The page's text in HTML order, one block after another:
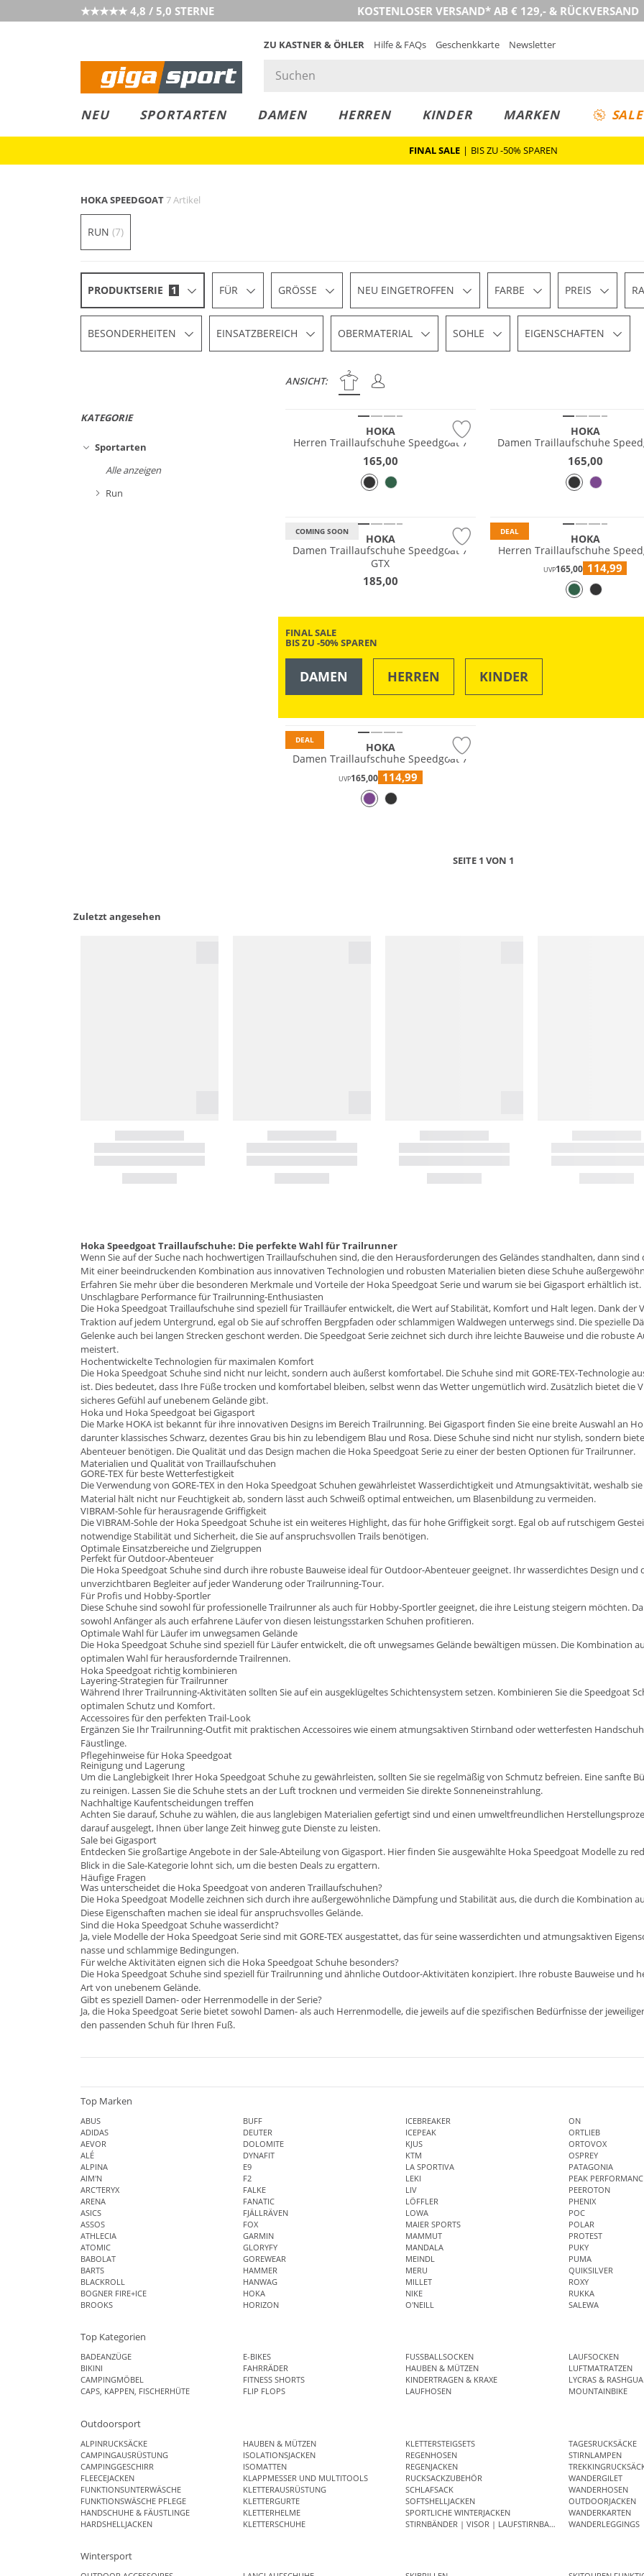
★★★★★ 4,8 / 5,0 STERNE KOSTENLOSER VERSAND* AB € 129,- & RÜCKVERSAND
ZU KASTNER & ÖHLER Hilfe & FAQs Geschenkkarte Newsletter
NEU SPORTARTEN DAMEN HERREN KINDER MARKEN SALE
FINAL SALE | BIS ZU -50% SPAREN
HOKA SPEEDGOAT7 Artikel
RUN (7)
PRODUKTSERIE 1 FÜR GRÖSSE NEU EINGETROFFEN FARBE PREIS
BESONDERHEITEN EINSATZBEREICH OBERMATERIAL SOHLE EIGENSCHAFTEN
ANSICHT:
KATEGORIE
Sportarten
Alle anzeigen
Run
HOKA
Herren Traillaufschuhe Speedgoat 7
165,00
HOKA
Damen
165,00
COMING SOON
HOKA
Damen Traillaufschuhe Speedgoat 7
GTX
185,00
DEAL
HOKA
Herren
UVP165,00 114,99
FINAL SALE
BIS ZU -50% SPAREN
DAMEN HERREN KINDER
DEAL
HOKA
Damen Traillaufschuhe Speedgoat 7
UVP165,00 114,99
SEITE 1 VON 1
Zuletzt angesehen
Hoka Speedgoat Traillaufschuhe: Die perfekte Wahl für Trailrunner
Wenn Sie auf der Suche nach hochwertigen Traillaufschuhen sind, die den Herausforderungen des Geländes standhalten, dann sind
Mit einer beeindruckenden Kombination aus innovativen Technologien und robusten Materialien bieten diese Schuhe
Erfahren Sie mehr über die besonderen Merkmale und Vorteile der Hoka Speedgoat Serie und warum sie bei Gigasport erhältlich ist.
Unschlagbare Performance für Trailrunning-Enthusiasten
Die Hoka SpeedgoatTraillaufschuhesind speziell für Trailläufer entwickelt, die Wert auf Stabilität, Komfort und Halt legen. Dank der
Traktion auf jedem Untergrund, egal ob Sie auf schroffen Bergpfaden oder schlammigen Waldwegen unterwegs sind. Die spezielle
Gelenke auch bei langen Strecken geschont werden. Die Speedgoat Serie zeichnet sich durch ihre leichte Bauweise und die robuste
meistert.
Hochentwickelte Technologien für maximalen Komfort
Die Hoka Speedgoat Schuhe sind nicht nur leicht, sondern auch äußerst komfortabel. Die Schuhe sind mit GORE-TEX-Technologie
ist. Dies bedeutet, dass Ihre Füße trocken und komfortabel bleiben, selbst wenn das Wetter ungemütlich wird. Zusätzlich bietet die
sicheres Gefühl auf unebenem Gelände gibt.
Hoka und Hoka Speedgoat bei Gigasport
Die Marke HOKA ist bekannt für ihre innovativen Designs im Bereich Trailrunning. Bei Gigasport finden Sie eine breite Auswahl an
darunter klassisches Schwarz, dezentes Grau bis hin zu lebendigem Blau und Rosa. Diese Schuhe sind nicht nur stylish, sondern
Abenteuer benötigen. Die Qualität und das Design machen die Hoka Speedgoat Serie zu einer der besten Optionen für Trailrunner.
Materialien und Qualität von Traillaufschuhen
GORE-TEX für beste Wetterfestigkeit
Die Verwendung von GORE-TEX in den Hoka Speedgoat Schuhen gewährleistet Wasserdichtigkeit und Atmungsaktivität, weshalb
Material hält nicht nur Feuchtigkeit ab, sondern lässt auch Schweiß optimal entweichen, um Blasenbildung zu vermeiden.
VIBRAM-Sohle für herausragende Griffigkeit
Die VIBRAM-Sohle der Hoka Speedgoat Schuhe ist ein weiteres Highlight, das für hohe Griffigkeit sorgt. Egal ob auf rutschigem
notwendige Stabilität und Sicherheit, die Sie auf anspruchsvollen Trails benötigen.
Optimale Einsatzbereiche und Zielgruppen
Perfekt für Outdoor-Abenteuer
Die Hoka Speedgoat Schuhe sind durch ihre robuste Bauweise ideal für Outdoor-Abenteuer geeignet. Ihr wasserdichtes Design
unverzichtbaren Begleiter auf jeder Wanderung oder Trailrunning-Tour.
Für Profis und Hobby-Sportler
Diese Schuhe sind sowohl für professionelle Trailrunner als auch für Hobby-Sportler geeignet, die ihre Leistung steigern möchten.
sowohl Anfänger als auch erfahrene Läufer von diesen leistungsstarken Schuhen profitieren.
Optimale Wahl für Läufer im unwegsamen Gelände
Die Hoka Speedgoat Schuhe sind speziell für Läufer entwickelt, die oft unwegsames Gelände bewältigen müssen. Die Kombination
optimalen Wahl für herausfordernde Trailrennen.
Hoka Speedgoat richtig kombinieren
Layering-Strategien für Trailrunner
Während Ihrer Trailrunning-Aktivitäten sollten Sie auf ein ausgeklügeltes Schichtensystem setzen. Kombinieren Sie die Speedgoat
optimalen Schutz und Komfort.
Accessoires für den perfekten Trail-Look
Ergänzen Sie Ihr Trailrunning-Outfit mit praktischen Accessoires wie einem atmungsaktiven Stirnband oder wetterfesten
Fäustlinge.
Pflegehinweise für Hoka Speedgoat
Reinigung und Lagerung
Um die Langlebigkeit Ihrer Hoka Speedgoat Schuhe zu gewährleisten, sollten Sie sie regelmäßig von Schmutz befreien. Eine sanfte
zu reinigen. Lassen Sie die Schuhe stets an der Luft trocknen und vermeiden Sie direkte Sonneneinstrahlung.
Nachhaltige Kaufentscheidungen treffen
Achten Sie darauf, Schuhe zu wählen, die aus langlebigen Materialien gefertigt sind und einen umweltfreundlichen
darauf ausgelegt, Ihnen über lange Zeit hinweg gute Dienste zu leisten.
Sale bei Gigasport
Entdecken Sie großartige Angebote in der Sale-Abteilung von Gigasport. Hier finden Sie ausgewählte Hoka Speedgoat Modelle zu
Blick in die Sale-Kategorie lohnt sich, um die besten Deals zu ergattern.
Häufige Fragen
Was unterscheidet die Hoka Speedgoat von anderen Traillaufschuhen?
Die Hoka Speedgoat Modelle zeichnen sich durch ihre außergewöhnliche Dämpfung und Stabilität aus, die durch die Kombination
Diese Eigenschaften machen sie ideal für anspruchsvolles Gelände.
Sind die Hoka Speedgoat Schuhe wasserdicht?
Ja, viele Modelle der Hoka Speedgoat Serie sind mit GORE-TEX ausgestattet, das für seine wasserdichten und atmungsaktiven
nasse und schlammige Bedingungen.
Für welche Aktivitäten eignen sich die Hoka Speedgoat Schuhe besonders?
Die Hoka Speedgoat Schuhe sind speziell für Trailrunning und ähnliche Outdoor-Aktivitäten konzipiert. Ihre robuste Bauweise und
Art von unebenem Gelände.
Gibt es speziell Damen- oder Herrenmodelle in der Serie?
Ja, die Hoka Speedgoat Serie bietet sowohl Damen- als auch Herrenmodelle, die jeweils auf die spezifischen Bedürfnisse der
den passenden Schuh für Ihren Fuß.
Top Marken
ABUS
ADIDAS
AEVOR
ALÉ
ALPINA
AIM'N
ARC'TERYX
ARENA
ASICS
ASSOS
ATHLECIA
ATOMIC
BABOLAT
BARTS
BLACKROLL
BOGNER FIRE+ICE
BROOKS
BUFF
DEUTER
DOLOMITE
DYNAFIT
E9
F2
FALKE
FANATIC
FJÄLLRÄVEN
FOX
GARMIN
GLORYFY
GOREWEAR
HAMMER
HANWAG
HOKA
HORIZON
ICEBREAKER
ICEPEAK
KJUS
KTM
LA SPORTIVA
LEKI
LIV
LÖFFLER
LOWA
MAIER SPORTS
MAMMUT
MANDALA
MEINDL
MERU
MILLET
NIKE
O'NEILL
ON
ORTLIEB
ORTOVOX
OSPREY
PATAGONIA
PEAK
PEEROTON
PHENIX
POC
POLAR
PROTEST
PUKY
PUMA
QUIKSILVER
ROXY
RUKKA
SALEWA
Top Kategorien
BADEANZÜGE
BIKINI
CAMPINGMÖBEL
CAPS, KAPPEN, FISCHERHÜTE
E-BIKES
FAHRRÄDER
FITNESS SHORTS
FLIP FLOPS
FUSSBALLSOCKEN
HAUBEN & MÜTZEN
KINDERTRAGEN & KRAXE
LAUFHOSEN
LAUFSOCKEN
LUFTMATRATZEN
LYCRAS &
MOUNTAINBIKE
Outdoorsport
ALPINRUCKSÄCKE
CAMPINGAUSRÜSTUNG
CAMPINGGESCHIRR
FLEECEJACKEN
FUNKTIONSUNTERWÄSCHE
FUNKTIONSWÄSCHE PFLEGE
HANDSCHUHE & FÄUSTLINGE
HARDSHELLJACKEN
HAUBEN & MÜTZEN
ISOLATIONSJACKEN
ISOMATTEN
KLAPPMESSER UND MULTITOOLS
KLETTERAUSRÜSTUNG
KLETTERGURTE
KLETTERHELME
KLETTERSCHUHE
KLETTERSTEIGSETS
REGENHOSEN
REGENJACKEN
RUCKSACKZUBEHÖR
SCHLAFSACK
SOFTSHELLJACKEN
SPORTLICHE WINTERJACKEN
STIRNBÄNDER | VISOR | LAUFSTIRNBAND
TAGESRUCKSÄCKE
STIRNLAMPEN
WANDERGILET
WANDERHOSEN
OUTDOORJACKEN
WANDERKARTEN
WANDERLEGGINGS
Wintersport